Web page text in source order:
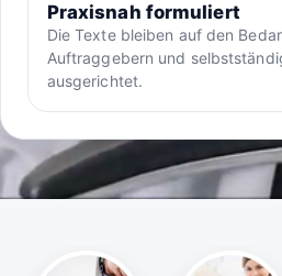
Praxisnah formuliert
Die Texte bleiben auf den
Auftraggebern und
ausgerichtet.